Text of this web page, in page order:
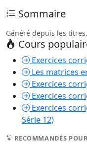
Sommaire
Généré depuis les
Cours
Exercices
Les matrices
Exercices
Exercices
Exercices
Série 12)
RECOMMANDÉS